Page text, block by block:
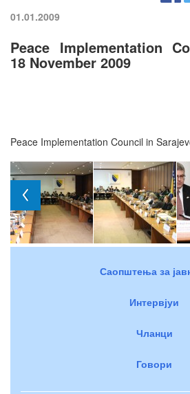
01.01.2009
Peace Implementation
18 November 2009
Peace Implementation Council in
Саопштења за
Интервјуи
Чланци
Говори